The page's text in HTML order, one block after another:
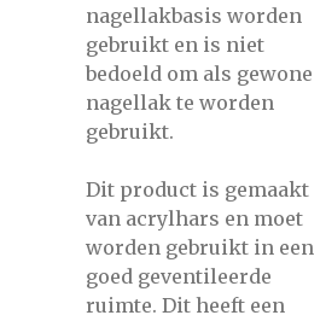
nagellakbasis worden
gebruikt en is niet
bedoeld om als gewone
nagellak te worden
gebruikt.
Dit product is gemaakt
van acrylhars en moet
worden gebruikt in een
goed geventileerde
ruimte. Dit heeft een